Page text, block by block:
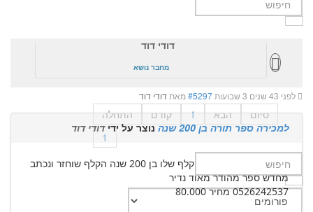
דודי דוד
מחבר נושא
לפני 43 שנים 3 שבועות #5297מאתדודי דוד
למכירה ספר תורה בן 200 שנה נוצר על ידידודי דוד
ספר תורה נדיר מאוד הקלף שלו בן 200 שנה הקלף שוחזר ונכתב
מחדש ספר מהודר מאוד נדיר
0526242537 מחיר 80.000
התחלה קודם 1 הבא
סיום
1